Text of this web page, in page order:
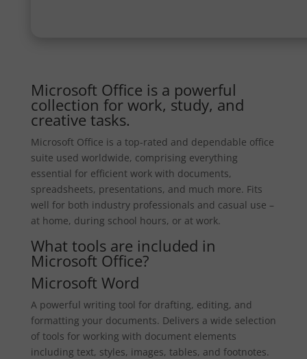
Microsoft Office is a powerful
collection for work, study, and
creative tasks.
Microsoft Office is a top-rated and dependable office
suite used worldwide, comprising everything
essential for efficient work with documents,
spreadsheets, presentations, and much more. Fits
well for both industry professionals and casual use –
at home, during school hours, or at work.
What tools are included in
Microsoft Office?
Microsoft Word
A powerful writing tool for drafting, editing, and
formatting your documents. Delivers a wide selection
of tools for working with document elements
including text, styles, images, tables, and footnotes.